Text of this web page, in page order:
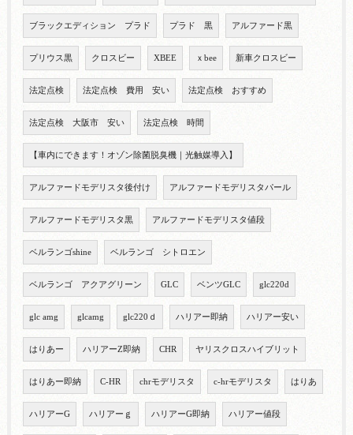
ブラックエディション プラド プラド 黒 アルファード黒
プリウス黒 クロスビー XBEE ｘbee 新車クロスビー
法定点検 法定点検 費用 安い 法定点検 おすすめ
法定点検 大阪市 安い 法定点検 時間
【車内にできます！オゾン除菌脱臭機｜光触媒導入】
アルファードモデリスタ後付け アルファードモデリスタパール
アルファードモデリスタ黒 アルファードモデリスタ値段
ベルランゴshine ベルランゴ シトロエン
ベルランゴ アクアグリーン GLC ベンツGLC glc220d
glc amg glcamg glc220ｄ ハリアー即納 ハリアー安い
はりあー ハリアーZ即納 CHR ヤリスクロスハイブリット
はりあー即納 C-HR chrモデリスタ c-hrモデリスタ はりあ
ハリアーG ハリアーｇ ハリアーG即納 ハリアー値段